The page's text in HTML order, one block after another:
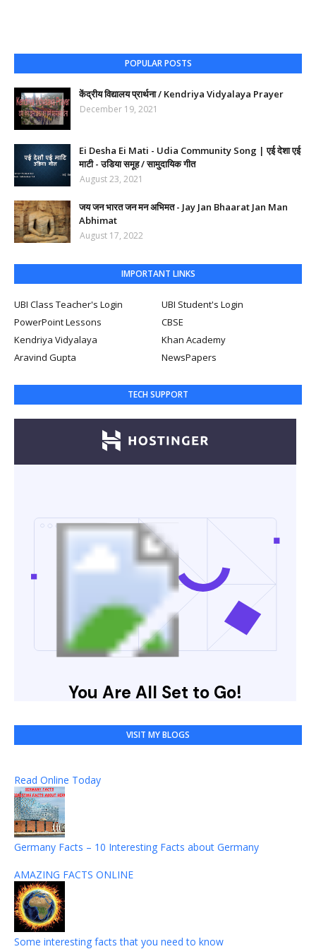
POPULAR POSTS
केंद्रीय विद्यालय प्रार्थना / Kendriya Vidyalaya Prayer
December 19, 2021
Ei Desha Ei Mati - Udia Community Song | एई देशा एई
माटी - उडिया समूह / सामुदायिक गीत
August 23, 2021
जय जन भारत जन मन अभिमत - Jay Jan Bhaarat Jan Man
Abhimat
August 17, 2022
IMPORTANT LINKS
UBI Class Teacher's Login
UBI Student's Login
PowerPoint Lessons
CBSE
Kendriya Vidyalaya
Khan Academy
Aravind Gupta
NewsPapers
TECH SUPPORT
VISIT MY BLOGS
Read Online Today
Germany Facts – 10 Interesting Facts about Germany
AMAZING FACTS ONLINE
Some interesting facts that you need to know